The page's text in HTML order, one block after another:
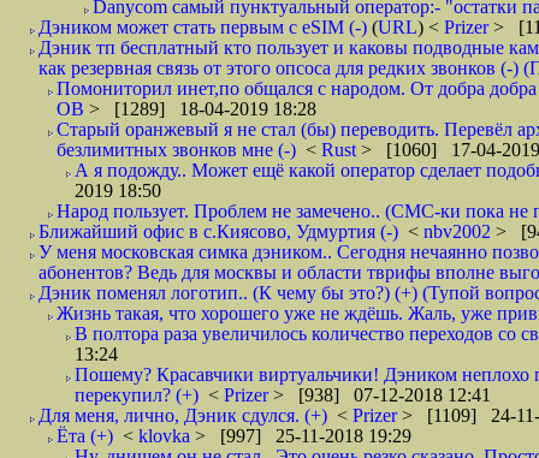
Danycom самый пунктуальный оператор:- "остатки
Дэником может стать первым с еSIM (-) (URL) < Prizer>
Дэник тп бесплатный кто пользует и каковы подводные
как резервная связь от этого опсоса для редких звонков (-)
Помониторил инет,по общался с народом. От добра
ОВ > [1289] 18-04-2019 18:28
Старый оранжевый я не стал (бы) переводить. Перевёл
безлимитных звонков мне (-) < Rust > [1060] 17-04-
А я подожду.. Может ещё какой оператор сделает
2019 18:50
Народ пользует. Проблем не замечено.. (СМС-ки пока
Ближайший офис в с.Киясово, Удмуртия (-) < nbv2002 >
У меня московская симка дэником.. Сегодня нечаянно
абонентов? Ведь для москвы и области тврифы вполне
Дэник поменял логотип.. (К чему бы это?) (+) (Тупой
Жизнь такая, что хорошего уже не ждёшь. Жаль, уже
В полтора раза увеличилось количество переходов
13:24
Пошему? Красавчики виртуальчики! Дэником
перекупил? (+) < Prizer> [938] 07-12-2018 12:41
Для меня, лично, Дэник сдулся. (+) < Prizer> [1109] 24-11-
Ёта (+) < klovka > [997] 25-11-2018 19:29